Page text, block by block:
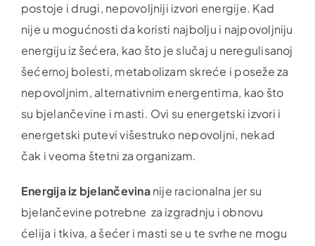
postoje i drugi, nepovoljniji izvori energije. Kad
nije u mogućnosti da koristi najbolju i najpovoljniju
energiju iz šećera, kao što je slučaj u neregulisanoj
šećernoj bolesti, metabolizam skreće i poseže za
nepovoljnim, alternativnim energentima, kao što
su bjelančevine i masti. Ovi su energetski izvori i
energetski putevi višestruko nepovoljni, nekad
čak i veoma štetni za organizam.
Energija iz bjelančevinanije racionalna jer su
bjelančevine potrebne za izgradnju i obnovu
ćelija i tkiva, a šećer i masti se u te svrhe ne mogu